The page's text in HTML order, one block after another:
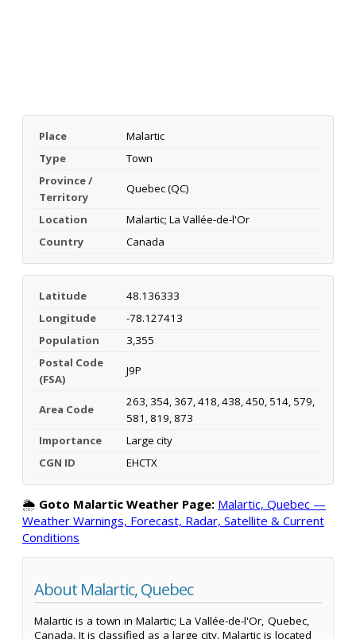
Place
Malartic
Type
Town
Province /
Territory
Quebec (QC)
Location
Malartic; La Vallée-de-l'Or
Country
Canada
Latitude
48.136333
Longitude
-78.127413
Population
3,355
Postal Code
(FSA)
J9P
Area Code
263, 354, 367, 418, 438, 450, 514, 579,
581, 819, 873
Importance
Large city
CGN ID
EHCTX
🌦️ Goto Malartic Weather Page: Malartic, Quebec —
Weather Warnings, Forecast, Radar, Satellite & Current
Conditions
About Malartic, Quebec
Malartic is a town in Malartic; La Vallée-de-l'Or, Quebec,
Canada. It is classified as a large city. Malartic is located